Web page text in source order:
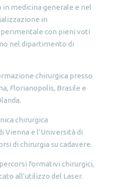
medicina generale e nel
in
con pieni voti
nel dipartimento di
chirurgica presso
Florianopolis, Brasile e
chirurgica
Vienna e l’Università di
di chirurgia su cadavere.
formativi chirurgici,
all’utilizzo del Laser.